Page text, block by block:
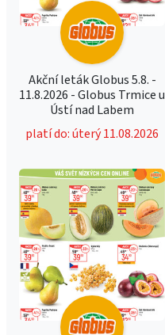
Akční leták Globus 5.8. -
11.8.2026 - Globus Trmice u
Ústí nad Labem
platí do: úterý 11.08.2026